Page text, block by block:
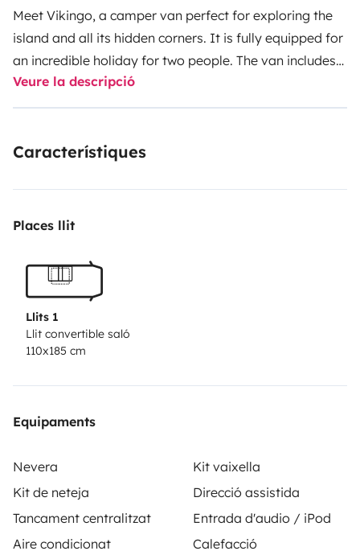
Meet Vikingo, a camper van perfect for exploring the
island and all its hidden corners. It is fully equipped for
an incredible holiday for two people. The van includes
an outdoor kitchen, cooler box, television, retractable
awning, sink, shower, and an outdoor table with two
The camper also comes with maps, books, and plenty
unforgettable.
please contact us for more information.
We are located near Cala d’Or. Airport pick-up and
drop-off are available for a small additional fee.
Contact us for more details!
Hope to see you soon.
Veure la descripció
Característiques
Places llit
Llits 1
Llit convertible saló
110x185 cm
Equipaments
Nevera
Kit vaixella
Kit de neteja
Direcció assistida
Tancament centralitzat
Entrada d'audio / iPod
Aire condicionat
Calefacció